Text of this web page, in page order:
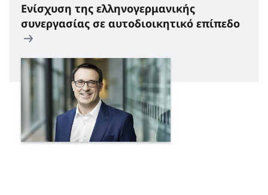
Ενίσχυση της ελληνογερμανικής
συνεργασίας σε αυτοδιοικητικό επίπεδο